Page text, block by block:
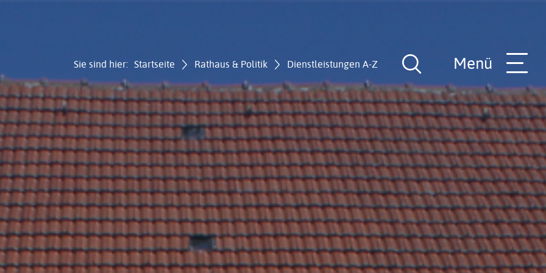
Sie sind hier: Startseite Rathaus & Politik Dienstleistungen A-Z
Suche
öffnen
Menü
Gemeinde
Rathaus-Team
Hilfe in allen Lebenslagen